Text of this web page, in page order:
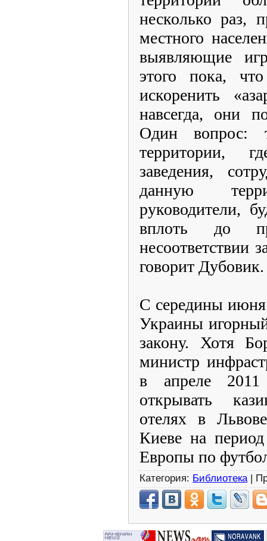
несколько раз,
местного
выявляющие
этого пока,
искоренить
навсегда, они
Один вопрос:
территории,
заведения,
данную
руководители,
вплоть до
несоответствии
говорит Дубовик.
С середины июня
Украины
закону. Хотя
министр
в апреле
открывать
отелях в
Киеве на
Европы по
Категория: Библиотека |